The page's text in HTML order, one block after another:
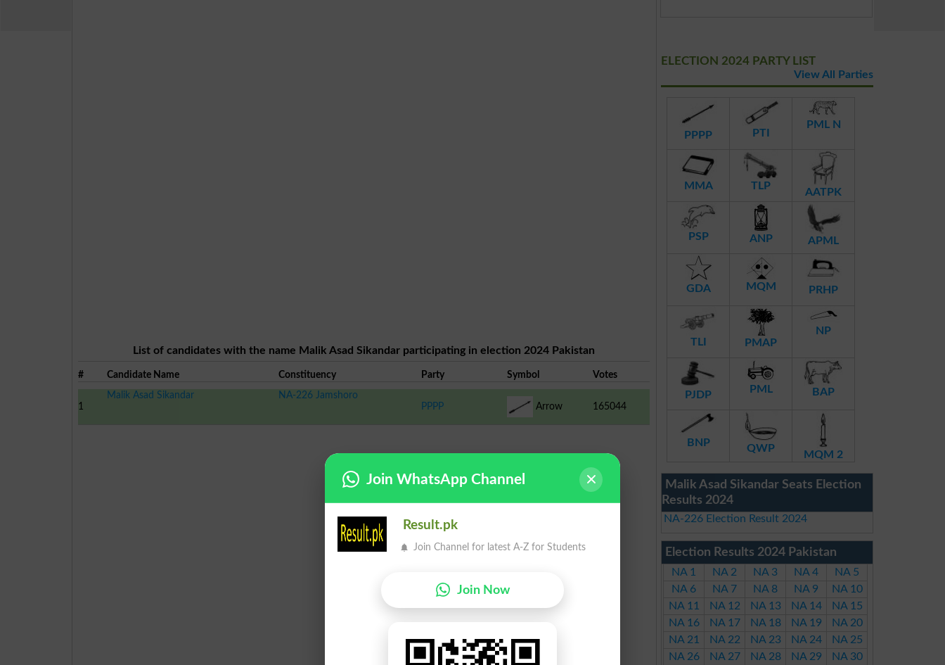
List of candidates with the name Malik Asad Sikandar participating in election 2024 Pakistan
# Candidate Name Constituency Party Symbol Votes
1
Malik Asad Sikandar
NA-226 Jamshoro
PPPP
Arrow 165044
ELECTION 2024 PARTY LIST
View All Parties
PPPP PTI
PML N
MMA TLP
AATPK
PSP ANP APML
GDA MQM PRHP
TLI PMAP
NP
PJDP PML BAP
BNP QWP
MQM 2
Malik Asad Sikandar Seats Election
Results 2024
NA-226 Election Result 2024
Election Results 2024 Pakistan
NA 1 NA 2 NA 3 NA 4
NA 5
NA 6
NA 7 NA 8 NA 9
NA 10
NA 11
NA 12 NA 13 NA 14
NA 15
NA 16
NA 17 NA 18 NA 19
NA 20
NA 21
NA 22 NA 23 NA 24
NA 25
NA 26
NA 27 NA 28 NA 29
NA 30
Join WhatsApp Channel
Result.pk
Join Channel for latest A-Z for Students
Join Now